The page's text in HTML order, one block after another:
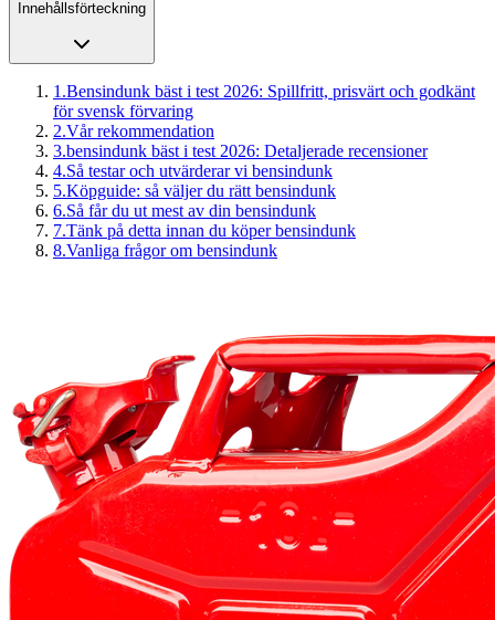
Innehållsförteckning
1 .Bensindunk bäst i test 2026: Spillfritt, prisvärt och godkänt
för svensk förvaring
2.Vår rekommendation
3.bensindunk bäst i test 2026: Detaljerade recensioner
4.Så testar och utvärderar vi bensindunk
5.Köpguide: så väljer du rätt bensindunk
6.Så får du ut mest av din bensindunk
7.Tänk på detta innan du köper bensindunk
8.Vanliga frågor om bensindunk